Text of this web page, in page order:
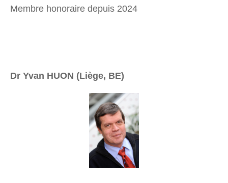
Membre honoraire depuis 2024
Dr Yvan HUON (Liège, BE)